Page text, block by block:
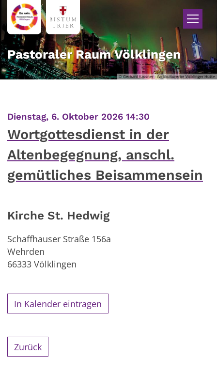
Zum Inhalt springen
© Gerhard Kassner - Weltkulturerbe Völklinger Hütte
Pastoraler Raum Völklingen
Dienstag, 6. Oktober 2026 14:30
Wortgottesdienst in der
Altenbegegnung, anschl.
gemütliches Beisammensein
Kirche St. Hedwig
Schaffhauser Straße 156a
Wehrden
66333 Völklingen
In Kalender eintragen
Zurück